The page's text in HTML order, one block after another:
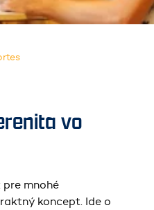
vo
mnohé
koncept. Ide o